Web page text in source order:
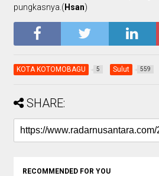
pungkasnya.( Hsan)
KOTA KOTOMOBAGU 5 Sulut 559
SHARE:
RECOMMENDED FOR YOU